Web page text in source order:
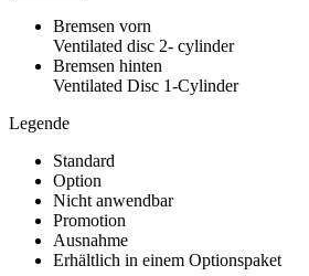
Bremsen vorn
Ventilated disc 2- cylinder
Bremsen hinten
Ventilated Disc 1-Cylinder
Legende
Standard
Option
Nicht anwendbar
Promotion
Ausnahme
Erhältlich in einem Optionspaket